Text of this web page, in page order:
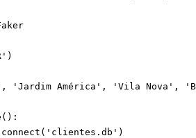
'Jardim América', 'Vila Nova',